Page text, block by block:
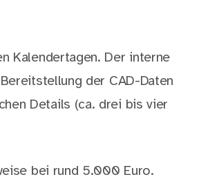
Kalendertagen. Der interne
der CAD-Daten
Details (ca. drei bis vier
bei rund 5.000 Euro.